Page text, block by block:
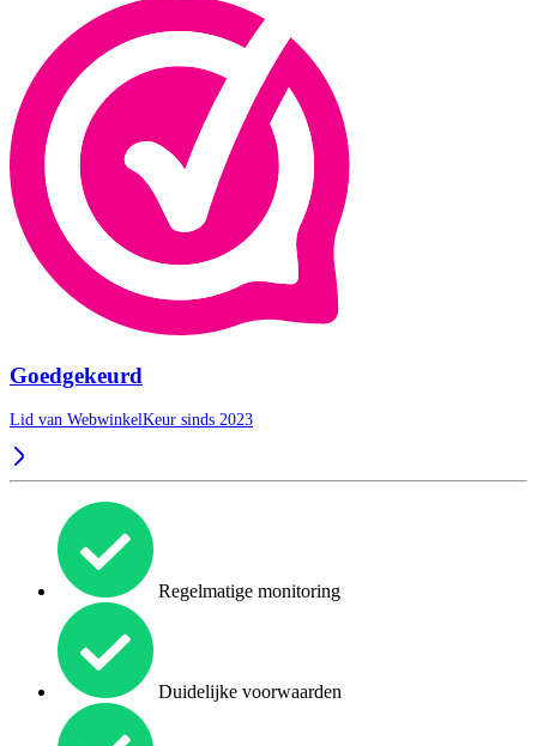
Goedgekeurd
Lid van WebwinkelKeur sinds 2023
Regelmatige monitoring
Duidelijke voorwaarden